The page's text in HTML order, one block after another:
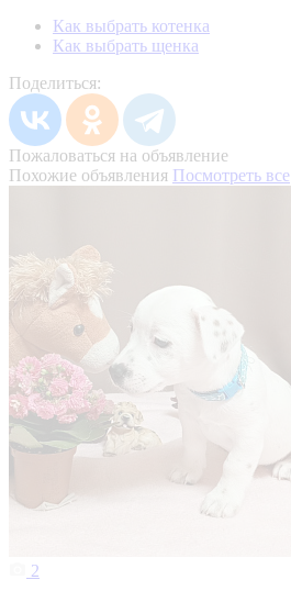
Как выбрать котенка
Как выбрать щенка
Поделиться:
Пожаловаться на объявление
Похожие объявления Посмотреть все
2